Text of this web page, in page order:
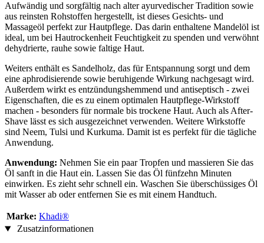
Aufwändig und sorgfältig nach alter ayurvedischer Tradition sowie
aus reinsten Rohstoffen hergestellt, ist dieses Gesichts- und
Massageöl perfekt zur Hautpflege. Das darin enthaltene Mandelöl ist
ideal, um bei Hautrockenheit Feuchtigkeit zu spenden und verwöhnt
dehydrierte, rauhe sowie faltige Haut.
Weiters enthält es Sandelholz, das für Entspannung sorgt und dem
eine aphrodisierende sowie beruhigende Wirkung nachgesagt wird.
Außerdem wirkt es entzündungshemmend und antiseptisch - zwei
Eigenschaften, die es zu einem optimalen Hautpflege-Wirkstoff
machen - besonders für normale bis trockene Haut. Auch als After-
Shave lässt es sich ausgezeichnet verwenden. Weitere Wirkstoffe
sind Neem, Tulsi und Kurkuma. Damit ist es perfekt für die tägliche
Anwendung.
Anwendung: Nehmen Sie ein paar Tropfen und massieren Sie das
Öl sanft in die Haut ein. Lassen Sie das Öl fünfzehn Minuten
einwirken. Es zieht sehr schnell ein. Waschen Sie überschüssiges Öl
mit Wasser ab oder entfernen Sie es mit einem Handtuch.
Marke: Khadi®
Zusatzinformationen